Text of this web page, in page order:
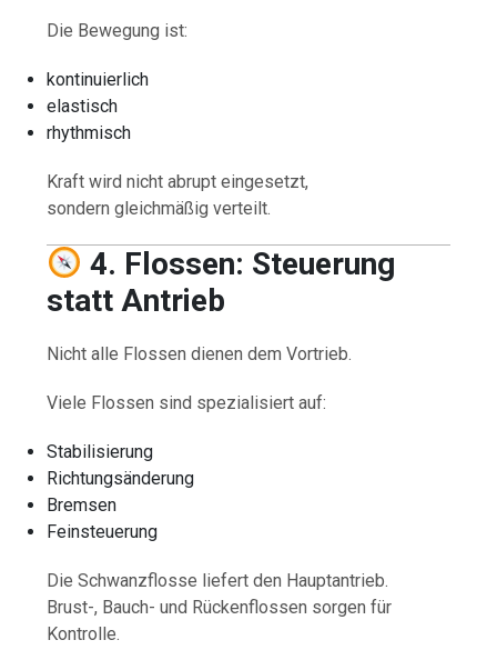
Die Bewegung ist:
kontinuierlich
elastisch
rhythmisch
Kraft wird nicht abrupt eingesetzt,
sondern gleichmäßig verteilt.
4. Flossen: Steuerung
statt Antrieb
Nicht alle Flossen dienen dem Vortrieb.
Viele Flossen sind spezialisiert auf:
Stabilisierung
Richtungsänderung
Bremsen
Feinsteuerung
Die Schwanzflosse liefert den Hauptantrieb.
Brust-, Bauch- und Rückenflossen sorgen für
Kontrolle.